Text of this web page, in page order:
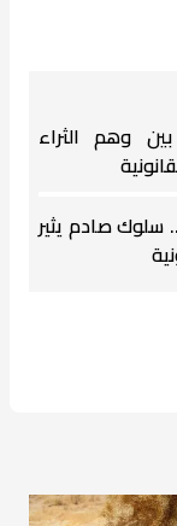
وهم الثراء
سلوك صادم يثير